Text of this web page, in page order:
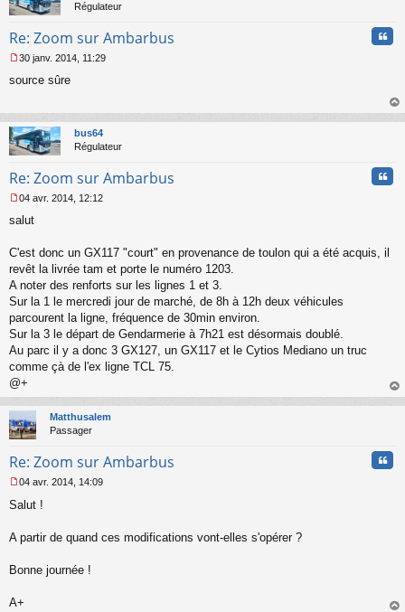
Régulateur
Re: Zoom sur Ambarbus
e
a
g
e
o
l
u
30 janv. 2014, 11:29
source sûre
au
bus64
Régulateur
Re: Zoom sur Ambarbus
e
s
g
e
n
o
n
u
04 avr. 2014, 12:12
salut
C'est donc un GX117 "court" en provenance de toulon qui a été acquis, il
revêt la livrée tam et porte le numéro 1203.
A noter des renforts sur les lignes 1 et 3.
Sur la 1 le mercredi jour de marché, de 8h à 12h deux véhicules
parcourent la ligne, fréquence de 30min environ.
Sur la 3 le départ de Gendarmerie à 7h21 est désormais doublé.
Au parc il y a donc 3 GX127, un GX117 et le Cytios Mediano un truc
comme çà de l'ex ligne TCL 75.
@+
au
Matthusalem
Passager
Re: Zoom sur Ambarbus
e
a
e
o
04 avr. 2014, 14:09
Salut !
A partir de quand ces modifications vont-elles s'opérer ?
Bonne journée !
A+